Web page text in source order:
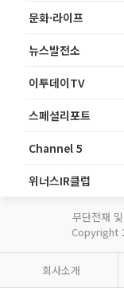
문화·라이프
뉴스발전소
이투데이TV
스페셜리포트
Channel 5
위너스IR클럽
무단전재
Copyright
회사소개